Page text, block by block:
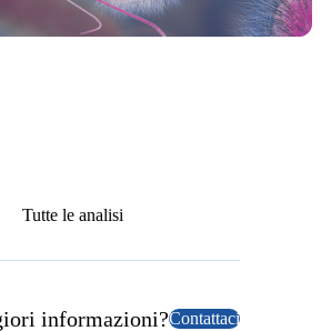
Tutte le analisi
informazioni?Contattaci